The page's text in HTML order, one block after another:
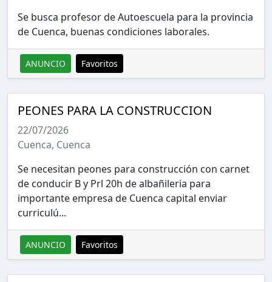
Se busca profesor de Autoescuela para la provincia
de Cuenca, buenas condiciones laborales.
ANUNCIO Favoritos
PEONES PARA LA CONSTRUCCION
22/07/2026
Cuenca, Cuenca
Se necesitan peones para construcción con carnet
de conducir B y Prl 20h de albañileria para
importante empresa de Cuenca capital enviar
curriculú...
ANUNCIO Favoritos